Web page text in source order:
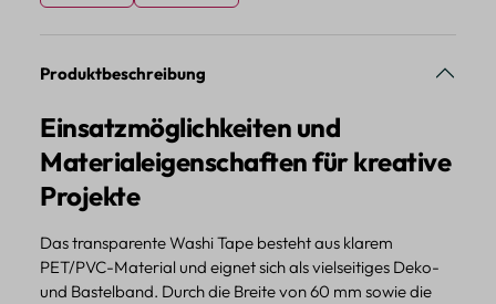
Produktbeschreibung
Einsatzmöglichkeiten und
Materialeigenschaften für kreative
Projekte
Das transparente Washi Tape besteht aus klarem
PET/PVC-Material und eignet sich als vielseitiges Deko-
und Bastelband. Durch die Breite von 60 mm sowie die